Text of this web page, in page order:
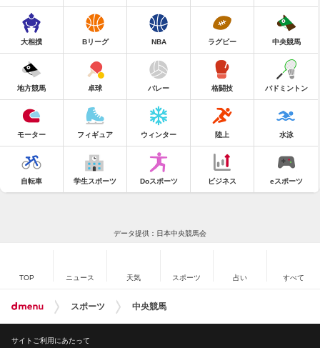
大相撲 Bリーグ NBA ラグビー 中央競馬
地方競馬 卓球 バレー 格闘技 バドミントン
モーター フィギュア ウィンター 陸上 水泳
自転車 学生スポーツ Doスポーツ ビジネス eスポーツ
データ提供：日本中央競馬会
TOP ニュース 天気 スポーツ 占い すべて
スポーツ 中央競馬
サイトご利用にあたって